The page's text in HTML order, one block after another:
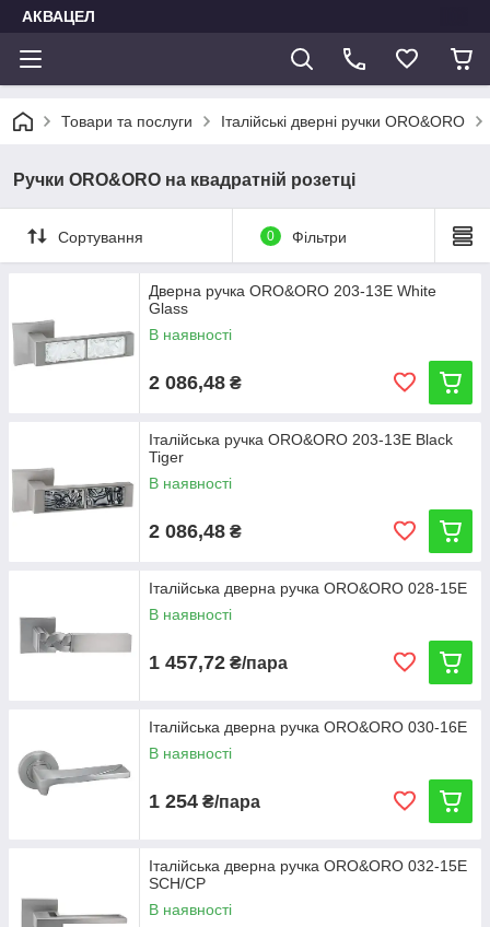
АКВАЦЕЛ
Товари та послуги Італійські дверні ручки ORO&ORO
Ручки ORO&ORO на квадратній розетці
Сортування 0 Фільтри
Дверна ручка ORO&ORO 203-13E White
Glass
В наявності
2 086,48 ₴
Італійська ручка ORO&ORO 203-13E Black
Tiger
В наявності
2 086,48 ₴
Італійська дверна ручка ORO&ORO 028-15E
В наявності
1 457,72 ₴/пара
Італійська дверна ручка ORO&ORO 030-16E
В наявності
1 254 ₴/пара
Італійська дверна ручка ORO&ORO 032-15E
SCH/CP
В наявності